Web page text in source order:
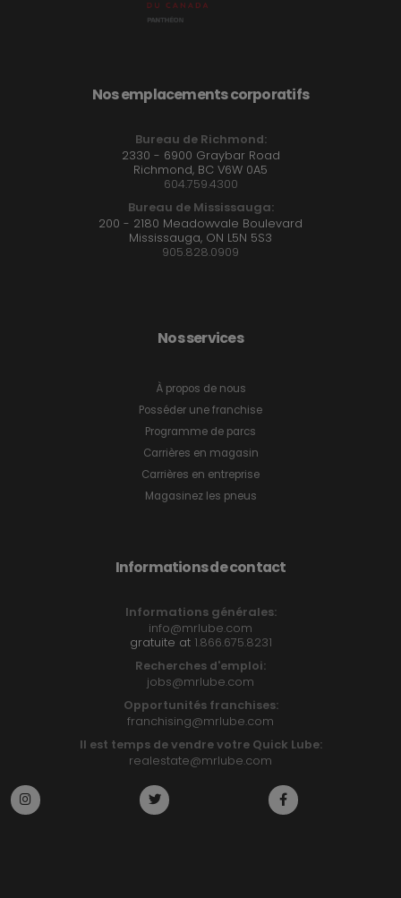
Nos emplacements corporatifs
Bureau de Richmond:
2330 - 6900 Graybar Road
Richmond, BC V6W 0A5
604.759.4300
Bureau de Mississauga:
200 - 2180 Meadowvale Boulevard
Mississauga, ON L5N 5S3
905.828.0909
Nos services
À propos de nous
Posséder une franchise
Programme de parcs
Carrières en magasin
Carrières en entreprise
Magasinez les pneus
Informations de contact
Informations générales:
info@mrlube.com
gratuite at 1.866.675.8231
Recherches d'emploi:
jobs@mrlube.com
Opportunités franchises:
franchising@mrlube.com
Il est temps de vendre votre Quick Lube:
realestate@mrlube.com